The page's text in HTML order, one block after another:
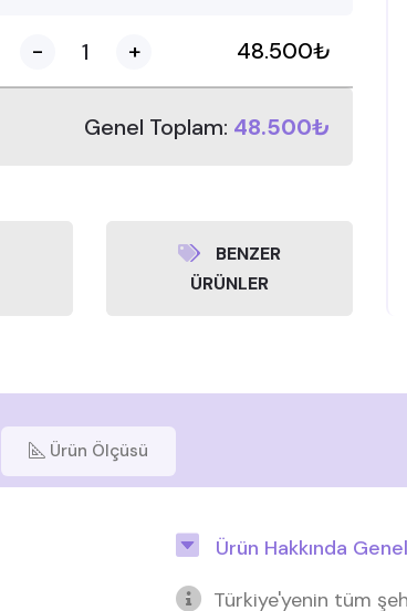
- + 48.500₺
Genel Toplam: 48.500₺
BENZER
ÜRÜNLER
Ürün Ölçüsü
Ürün Hakkında
Türkiye'yenin tüm